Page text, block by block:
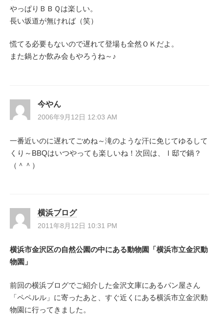
やっぱりＢＢＱは楽しい。
長い坂道が無ければ（笑）
慌てる必要もないので遅れて登場も全然ＯＫだよ。
また鍋とか飲み会もやろうね～♪
今やん
2006年9月12日 12:03 AM
一番近いのに遅れてごめね～滝のような汗に免じてゆるして
くり～BBQはいつやっても楽しいね！次回は、Ⅰ邸で鍋？
（＾＾）
横浜ブログ
2011年8月12日 10:31 PM
横浜市金沢区の自然公園の中にある動物園「横浜市立金沢動
物園」
前回の横浜ブログでご紹介した金沢文庫にあるパン屋さん
「ペペルル」に寄ったあと、すぐ近くにある横浜市立金沢動
物園に行ってきました。